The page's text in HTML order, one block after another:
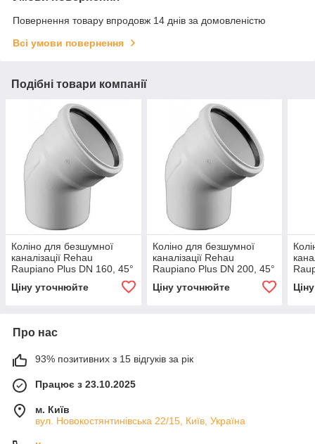
Повернення товару впродовж 14 днів за домовленістю
Всі умови повернення
Подібні товари компанії
Коліно для безшумної
каналізації Rehau
Raupiano Plus DN 160, 45°
Ціну уточнюйте
Коліно для безшумної
каналізації Rehau
Raupiano Plus DN 200, 45°
Ціну уточнюйте
Про нас
93% позитивних з 15 відгуків за рік
Працює з 23.10.2025
м. Київ
вул. Новокостянтинівська 22/15, Київ, Україна